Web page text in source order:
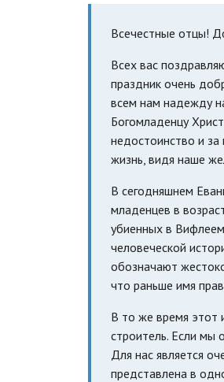
Всечестные отцы!
Всех вас
праздник очень
всем нам надежду
Богомладенцу
недостоинство и
жизнь, видя наше
В сегодняшнем
младенцев в
убиенных в
человеческой
обозначают
что раньше имя
В то же время этот
строитель. Если мы
Для нас является
представлена в